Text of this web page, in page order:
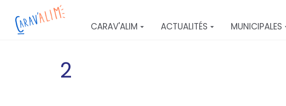
Aller au contenu principal
CARAV'ALIM
ACTUALITÉS MUNICIPALES
2